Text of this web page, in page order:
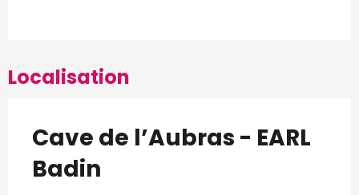
Localisation
Cave de l’Aubras - EARL
Badin